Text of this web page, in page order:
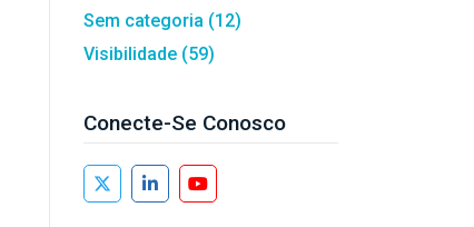
Sem categoria (12)
Visibilidade (59)
Conecte-Se Conosco